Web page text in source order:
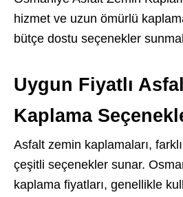
hizmet ve uzun ömürlü
bütçe dostu seçenekler
Uygun Fiyatlı
Kaplama
Asfalt zemin kaplamaları,
çeşitli seçenekler sunar.
kaplama fiyatları, genellikle